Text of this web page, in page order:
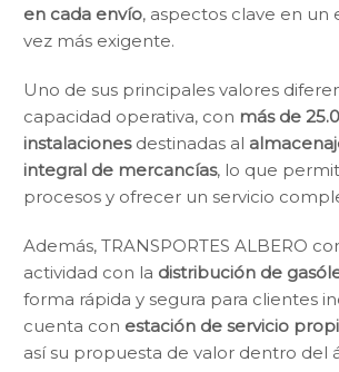
en cada envío, aspectos clave en un
vez más exigente.
Uno de sus principales valores
capacidad operativa, con más de
instalacionesdestinadas al
integral de mercancías, lo que
procesos y ofrecer un servicio
Además, TRANSPORTES ALBERO
actividad con la distribución de
forma rápida y segura para clientes
cuenta con estación de servicio
así su propuesta de valor dentro del